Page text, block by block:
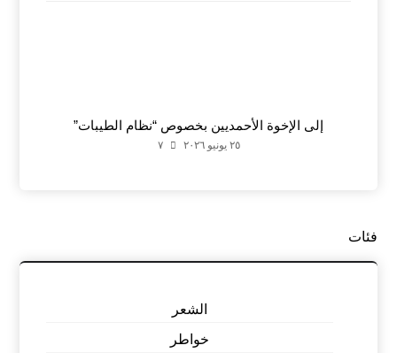
إلى الإخوة الأحمديين بخصوص “نظام الطيبات”
٢٥ يونيو ٢٠٢٦ ٧
فئات
الشعر
خواطر